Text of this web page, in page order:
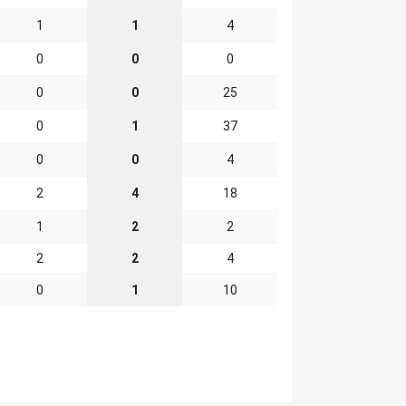
1 1 4
0 0 0
0 0 25
0 1 37
0 0 4
2 4 18
1 2 2
2 2 4
0 1 10